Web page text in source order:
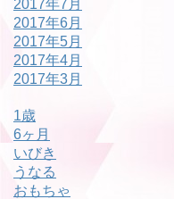
2017年7月
2017年6月
2017年5月
2017年4月
2017年3月
1歳
6ヶ月
いびき
うなる
おもちゃ